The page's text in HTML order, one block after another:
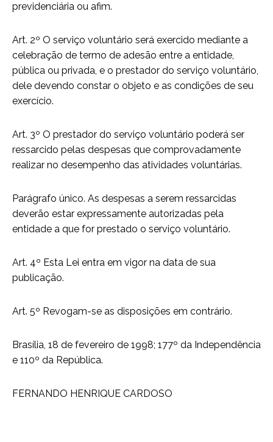
previdenciária ou afim.
Art. 2º O serviço voluntário será exercido mediante a
celebração de termo de adesão entre a entidade,
pública ou privada, e o prestador do serviço voluntário,
dele devendo constar o objeto e as condições de seu
exercício.
Art. 3º O prestador do serviço voluntário poderá ser
ressarcido pelas despesas que comprovadamente
realizar no desempenho das atividades voluntárias.
Parágrafo único. As despesas a serem ressarcidas
deverão estar expressamente autorizadas pela
entidade a que for prestado o serviço voluntário.
Art. 4º Esta Lei entra em vigor na data de sua
publicação.
Art. 5º Revogam-se as disposições em contrário.
Brasília, 18 de fevereiro de 1998; 177º da Independência
e 110º da República.
FERNANDO HENRIQUE CARDOSO